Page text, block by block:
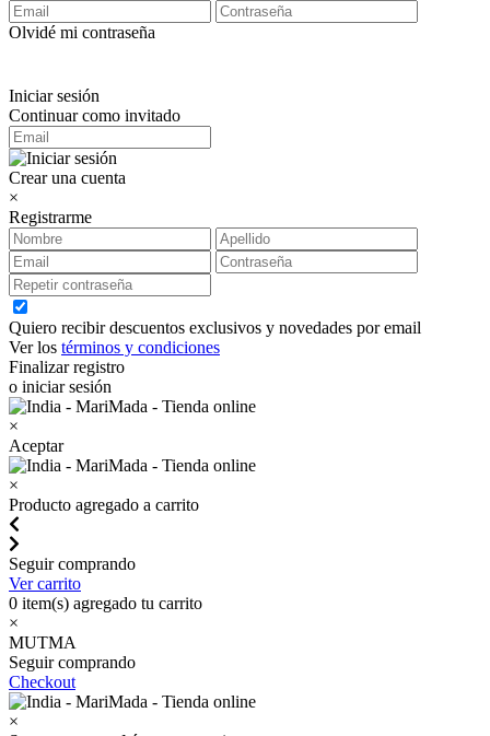
Olvidé mi contraseña
Iniciar sesión
Continuar como invitado
Crear una cuenta
×
Registrarme
Quiero recibir descuentos exclusivos y novedades por email
Ver los términos y condiciones
Finalizar registro
o iniciar sesión
×
Aceptar
×
Producto agregado a carrito
Seguir comprando
Ver carrito
0 item(s) agregado tu carrito
×
MUTMA
Seguir comprando
Checkout
×